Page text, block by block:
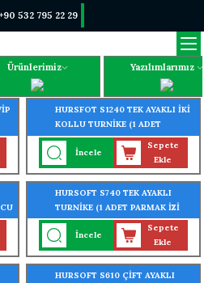
+90 532 795 22 29
Ürünlerimiz Yazılımlarımız
HURSFOT S1240 TEK AYAKLI İKİ
KOLLU TURNİKE (1 ADET
PARMAK İZİ OKUYUCU
TURNİKEYE MONTELİ)
İncele
Sepete
Ekle
HURSOFT S740 TEK AYAKLI
TURNİKE (1 ADET PARMAK İZİ
OKUYUCU TURNİKEYE
MONTELİ)
İncele
Sepete
Ekle
HURSOFT S610 ÇİFT AYAKLI